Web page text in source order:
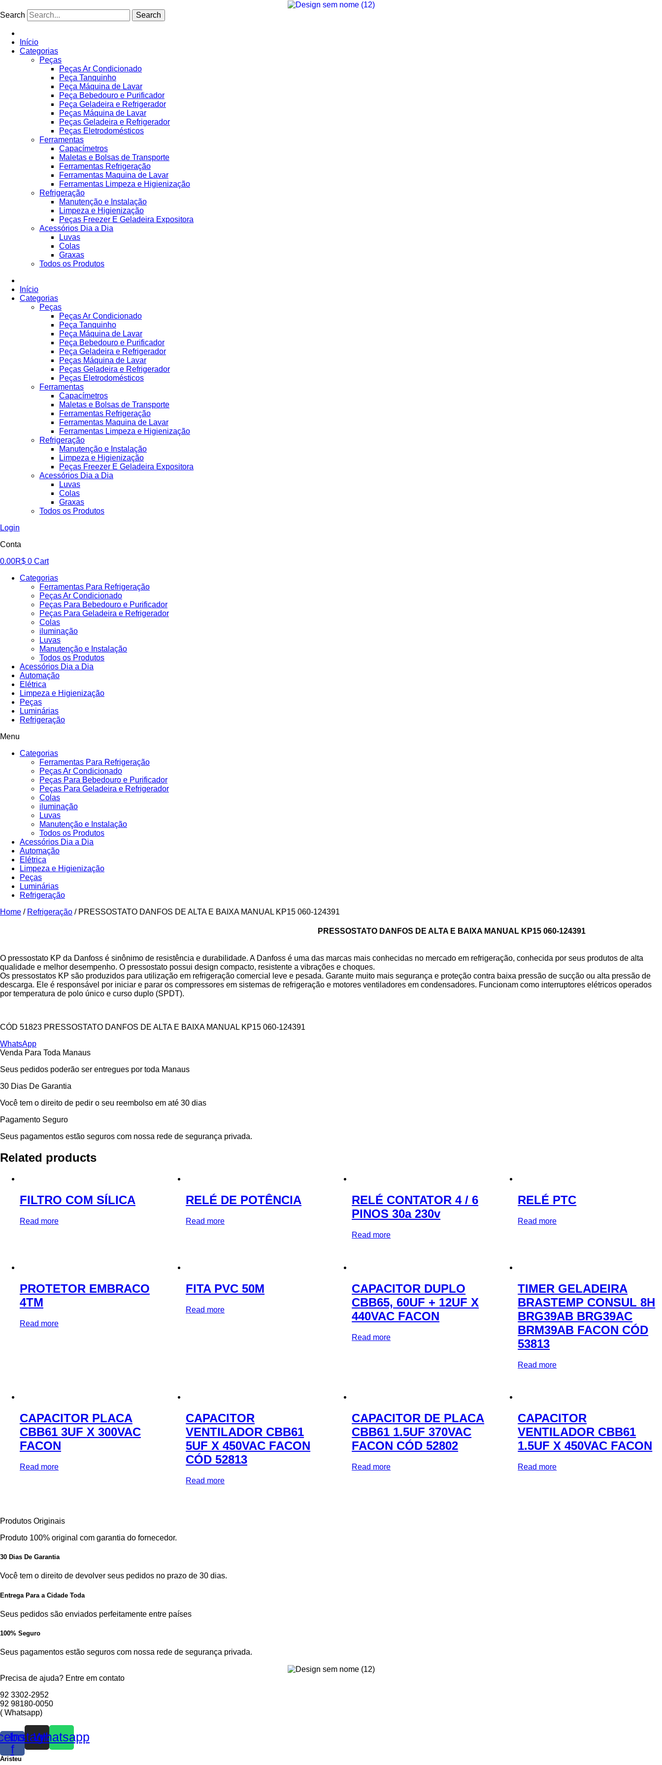
para
Search Search
Início
Categorias
Peças
Peças Ar Condicionado
Peça Tanquinho
Peça Máquina de Lavar
Peça Bebedouro e Purificador
Peça Geladeira e Refrigerador
Peças Máquina de Lavar
Peças Geladeira e Refrigerador
Peças Eletrodomésticos
Ferramentas
Capacímetros
Maletas e Bolsas de Transporte
Ferramentas Refrigeração
Ferramentas Maquina de Lavar
Ferramentas Limpeza e Higienização
Refrigeração
Manutenção e Instalação
Limpeza e Higienização
Peças Freezer E Geladeira Expositora
Acessórios Dia a Dia
Luvas
Colas
Graxas
Todos os Produtos
Início
Categorias
Peças
Peças Ar Condicionado
Peça Tanquinho
Peça Máquina de Lavar
Peça Bebedouro e Purificador
Peça Geladeira e Refrigerador
Peças Máquina de Lavar
Peças Geladeira e Refrigerador
Peças Eletrodomésticos
Ferramentas
Capacímetros
Maletas e Bolsas de Transporte
Ferramentas Refrigeração
Ferramentas Maquina de Lavar
Ferramentas Limpeza e Higienização
Refrigeração
Manutenção e Instalação
Limpeza e Higienização
Peças Freezer E Geladeira Expositora
Acessórios Dia a Dia
Luvas
Colas
Graxas
Todos os Produtos
Login
Conta
0.00R$ 0 Cart
Categorias
Ferramentas Para Refrigeração
Peças Ar Condicionado
Peças Para Bebedouro e Purificador
Peças Para Geladeira e Refrigerador
Colas
iluminação
Luvas
Manutenção e Instalação
Todos os Produtos
Acessórios Dia a Dia
Automação
Elétrica
Limpeza e Higienização
Peças
Luminárias
Refrigeração
Menu
Categorias
Ferramentas Para Refrigeração
Peças Ar Condicionado
Peças Para Bebedouro e Purificador
Peças Para Geladeira e Refrigerador
Colas
iluminação
Luvas
Manutenção e Instalação
Todos os Produtos
Acessórios Dia a Dia
Automação
Elétrica
Limpeza e Higienização
Peças
Luminárias
Refrigeração
Home / Refrigeração / PRESSOSTATO DANFOS DE ALTA E BAIXA MANUAL KP15 060-124391
PRESSOSTATO DANFOS DE ALTA E BAIXA MANUAL KP15 060-124391
O pressostato KP da Danfoss é sinônimo de resistência e durabilidade. A Danfoss é uma das marcas mais conhecidas no mercado em refrigeração, conhecida por seus produtos de alta
qualidade e melhor desempenho. O pressostato possui design compacto, resistente a vibrações e choques.
Os pressostatos KP são produzidos para utilização em refrigeração comercial leve e pesada. Garante muito mais segurança e proteção contra baixa pressão de sucção ou alta pressão de
descarga. Ele é responsável por iniciar e parar os compressores em sistemas de refrigeração e motores ventiladores em condensadores. Funcionam como interruptores elétricos operados
por temperatura de polo único e curso duplo (SPDT).
CÓD 51823 PRESSOSTATO DANFOS DE ALTA E BAIXA MANUAL KP15 060-124391
WhatsApp
Venda Para Toda Manaus
Seus pedidos poderão ser entregues por toda Manaus
30 Dias De Garantia
Você tem o direito de pedir o seu reembolso em até 30 dias
Pagamento Seguro
Seus pagamentos estão seguros com nossa rede de segurança privada.
Related products
FILTRO COM SÍLICA
Read more
RELÉ DE POTÊNCIA
Read more
RELÉ CONTATOR 4 / 6
PINOS 30a 230v
Read more
RELÉ PTC
Read more
PROTETOR EMBRACO
4TM
Read more
FITA PVC 50M
Read more
CAPACITOR DUPLO
CBB65, 60UF + 12UF X
440VAC FACON
Read more
TIMER GELADEIRA
BRASTEMP CONSUL 8H
BRG39AB BRG39AC
BRM39AB FACON CÓD
53813
Read more
CAPACITOR PLACA
CBB61 3UF X 300VAC
FACON
Read more
CAPACITOR
VENTILADOR CBB61
5UF X 450VAC FACON
CÓD 52813
Read more
CAPACITOR DE PLACA
CBB61 1.5UF 370VAC
FACON CÓD 52802
Read more
CAPACITOR
VENTILADOR CBB61
1.5UF X 450VAC FACON
Read more
Produtos Originais
Produto 100% original com garantia do fornecedor.
30 Dias De Garantia
Você tem o direito de devolver seus pedidos no prazo de 30 dias.
Entrega Para a Cidade Toda
Seus pedidos são enviados perfeitamente entre países
100% Seguro
Seus pagamentos estão seguros com nossa rede de segurança privada.
Precisa de ajuda? Entre em contato
92 3302-2952
92 98180-0050
( Whatsapp)
f
Instagram
Whatsapp
Aristeu